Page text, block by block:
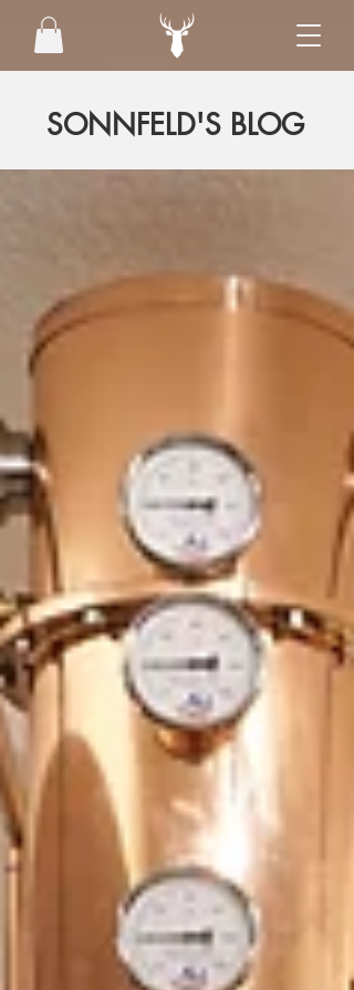
SONNFELD'S BLOG